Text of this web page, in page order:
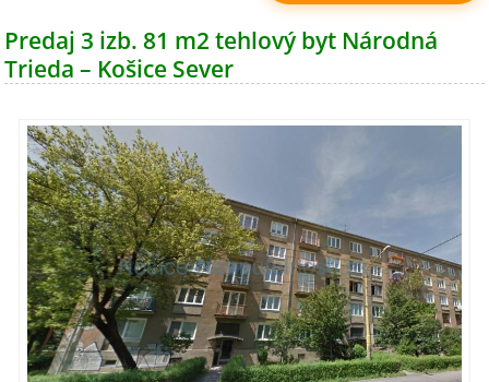
Predaj 3 izb. 81 m2 tehlový byt Národná
Trieda – Košice Sever